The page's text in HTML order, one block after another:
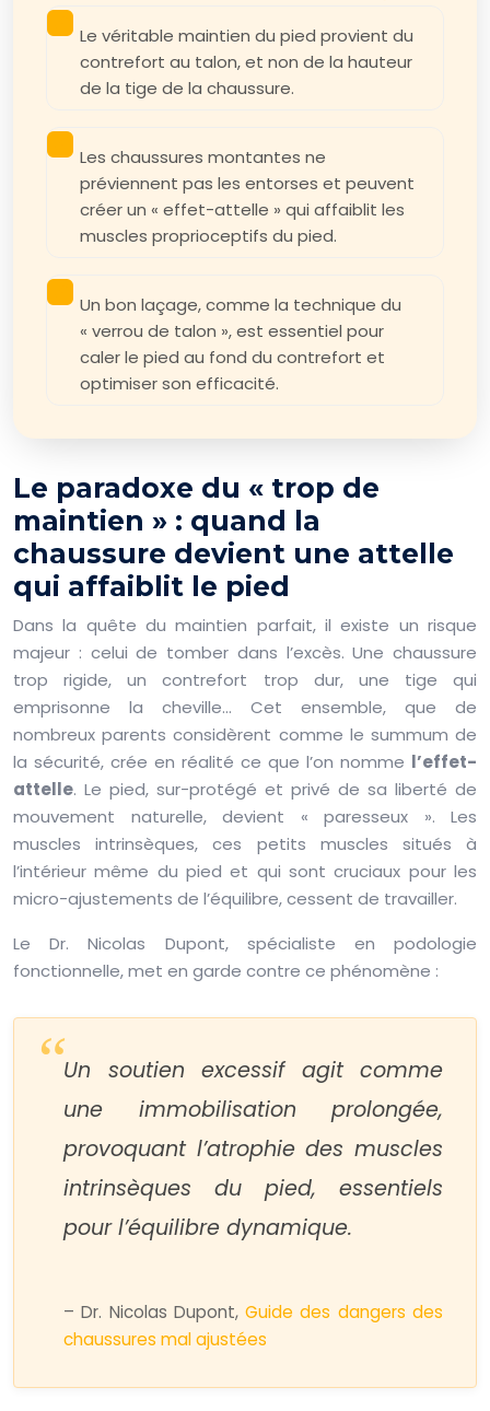
Le véritable maintien du pied provient du
contrefort au talon, et non de la hauteur
de la tige de la chaussure.
Les chaussures montantes ne
préviennent pas les entorses et peuvent
créer un « effet-attelle » qui affaiblit les
muscles proprioceptifs du pied.
Un bon laçage, comme la technique du
« verrou de talon », est essentiel pour
caler le pied au fond du contrefort et
optimiser son efficacité.
Le paradoxe du « trop de
maintien » : quand la
chaussure devient une attelle
qui affaiblit le pied
Dans la quête du maintien parfait, il existe un risque
majeur : celui de tomber dans l’excès. Une chaussure
trop rigide, un contrefort trop dur, une tige qui
emprisonne la cheville… Cet ensemble, que de
nombreux parents considèrent comme le summum de
la sécurité, crée en réalité ce que l’on nomme l’effet-
attelle. Le pied, sur-protégé et privé de sa liberté de
mouvement naturelle, devient « paresseux ». Les
muscles intrinsèques, ces petits muscles situés à
l’intérieur même du pied et qui sont cruciaux pour les
micro-ajustements de l’équilibre, cessent de travailler.
Le Dr. Nicolas Dupont, spécialiste en podologie
fonctionnelle, met en garde contre ce phénomène :
Un soutien excessif agit comme
une immobilisation prolongée,
provoquant l’atrophie des muscles
intrinsèques du pied, essentiels
pour l’équilibre dynamique.
– Dr. Nicolas Dupont,Guide des dangers des
chaussures mal ajustées